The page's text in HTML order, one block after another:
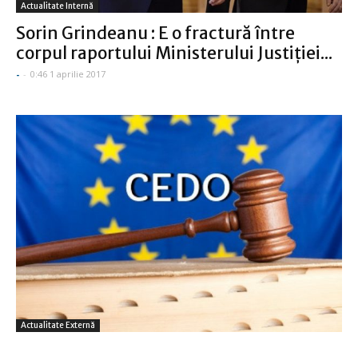
Actualitate Internă
Sorin Grindeanu : E o fractură între
corpul raportului Ministerului Justiţiei...
- - 0:46 1 aprilie 2017
Actualitate Externă